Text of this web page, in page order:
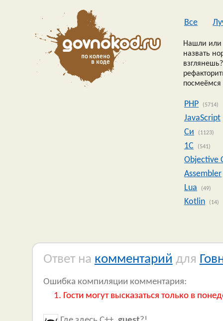
Все
Нашли или
назвать
посмеёмся
PHP (5714)
JavaScript
Си
(1123)
1C (541)
Objective
Assembler
Lua
(49)
Kotlin (14)
Ответ на комментарий для
Ошибка компиляции комментария:
Гости могут высказаться только в